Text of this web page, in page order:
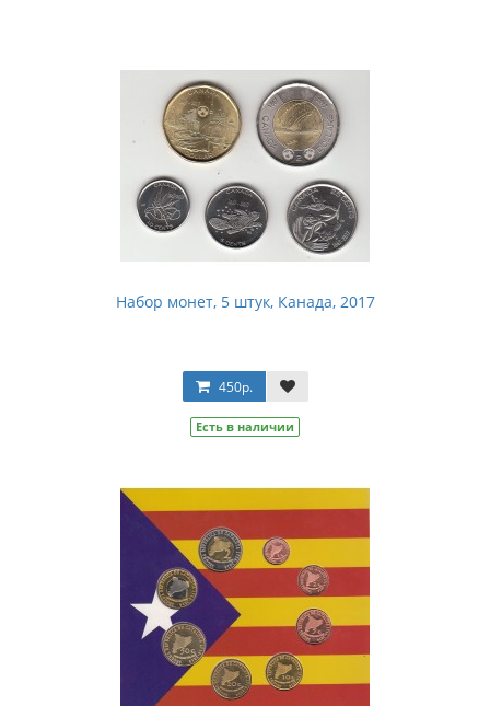
Набор монет, 5 штук, Канада, 2017
450р.
Есть в наличии